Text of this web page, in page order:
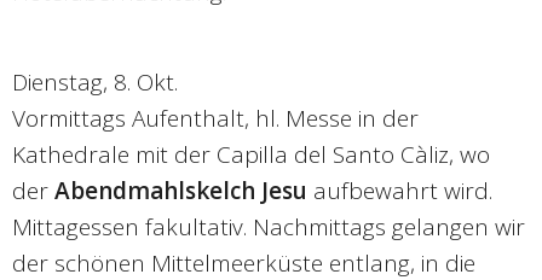
Dienstag, 8. Okt.
Vormittags Aufenthalt, hl. Messe in der
Kathedrale mit der Capilla del Santo Càliz, wo
derAbendmahlskelch Jesu aufbewahrt wird.
Mittagessen fakultativ. Nachmittags gelangen wir
der schönen Mittelmeerküste entlang, in die